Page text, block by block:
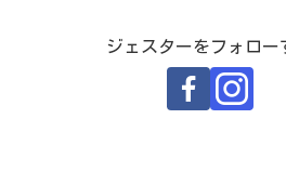
ジェスターをフォロー